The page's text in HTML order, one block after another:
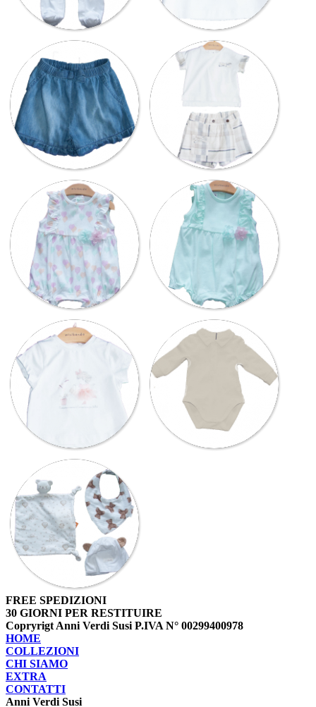
FREE SPEDIZIONI
30 GIORNI PER RESTITUIRE
Copryrigt Anni Verdi Susi P.IVA N° 00299400978
HOME
COLLEZIONI
CHI SIAMO
EXTRA
CONTATTI
Anni Verdi Susi